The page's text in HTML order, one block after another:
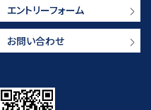
エントリーフォーム
お問い合わせ